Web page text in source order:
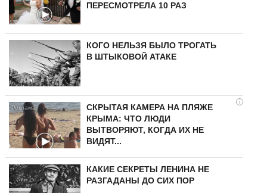
ПЕРЕСМОТРЕЛА 10 РАЗ
КОГО НЕЛЬЗЯ БЫЛО ТРОГАТЬ
В ШТЫКОВОЙ АТАКЕ
i
СКРЫТАЯ КАМЕРА НА ПЛЯЖЕ
КРЫМА: ЧТО ЛЮДИ
ВЫТВОРЯЮТ, КОГДА ИХ НЕ
ВИДЯТ...
КАКИЕ СЕКРЕТЫ ЛЕНИНА НЕ
РАЗГАДАНЫ ДО СИХ ПОР